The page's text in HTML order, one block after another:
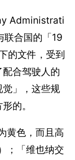
Administrati
联合国的「19
的文件，受到
合驾驶人的
」，这些规
的。
黄色，而且高
；「维也纳交